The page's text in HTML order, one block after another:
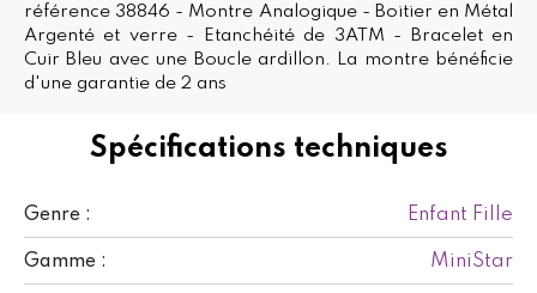
Spécifications techniques
Genre : Enfant Fille
Gamme : MiniStar
référence 38846 - Montre Analogique - Boitier en Métal
Argenté et verre - Etanchéité de 3ATM - Bracelet en
Cuir Bleu avec une Boucle ardillon. La montre bénéficie
d'une garantie de 2 ans